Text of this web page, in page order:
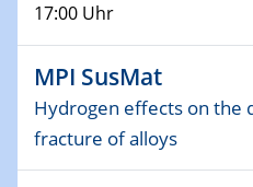
30.11.-0001 - 06.02.2025
SFB/TRR 247 Seminar
09.01.2024
Kolloquium CRC 1242
17:00 Uhr
MPI SusMat
Hydrogen effects on the
fracture of alloys